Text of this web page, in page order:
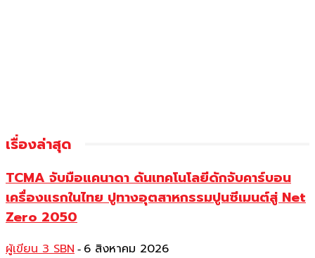
เรื่องล่าสุด
TCMA จับมือแคนาดา ดันเทคโนโลยีดักจับคาร์บอน
เครื่องแรกในไทย ปูทางอุตสาหกรรมปูนซีเมนต์สู่ Net
Zero 2050
ผู้เขียน 3 SBN - 6 สิงหาคม 2026